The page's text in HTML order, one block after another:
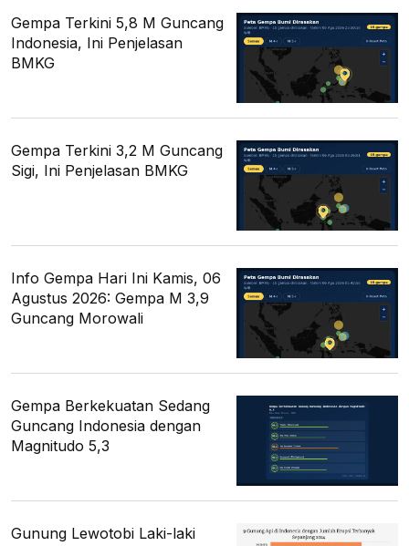
Gempa Terkini 5,8 M Guncang
Indonesia, Ini Penjelasan
BMKG
Gempa Terkini 3,2 M Guncang
Sigi, Ini Penjelasan BMKG
Info Gempa Hari Ini Kamis, 06
Agustus 2026: Gempa M 3,9
Guncang Morowali
Gempa Berkekuatan Sedang
Guncang Indonesia dengan
Magnitudo 5,3
Gunung Lewotobi Laki-laki